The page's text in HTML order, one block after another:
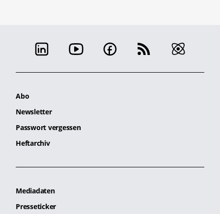
Abo
Newsletter
Passwort vergessen
Heftarchiv
Mediadaten
Presseticker